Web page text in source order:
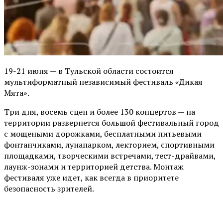
19-21 июня — в Тульской области состоится
мультиформатный независимый фестиваль «Дикая
Мята».
Три дня, восемь сцен и более 130 концертов — на
территории развернется большой фестивальный город
с мощеными дорожками, бесплатными питьевыми
фонтанчиками, лунапарком, лекторием, спортивными
площадками, творческими встречами, тест-драйвами,
лаунж-зонами и территорией детства. Монтаж
фестиваля уже идет, как всегда в приоритете
безопасность зрителей.